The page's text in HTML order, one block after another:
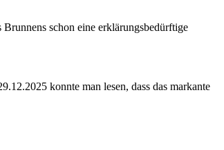
schon eine erklärungsbedürftige
konnte man lesen, dass das markante